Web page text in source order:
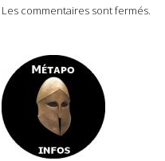
Les commentaires sont fermés.